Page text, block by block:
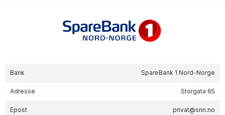
Bank SpareBank 1 Nord-Norge
Adresse Storgata 65
Epost privat@snn.no